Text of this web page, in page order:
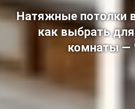
Натяжные потолки
как выбрать
комнаты —